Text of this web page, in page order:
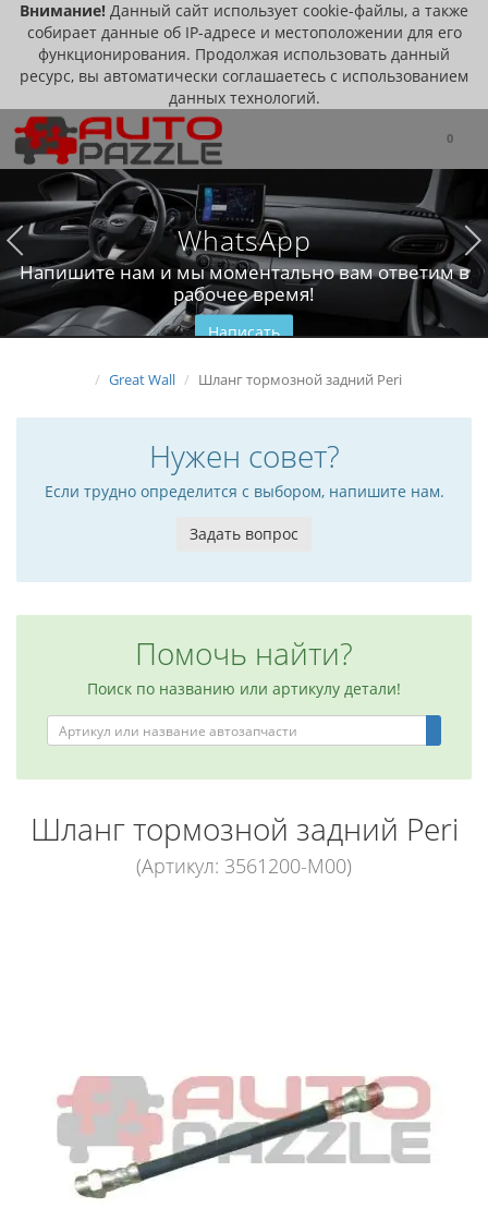
Внимание! Данный сайт использует cookie-файлы, а также
собирает данные об IP-адресе и местоположении для его
функционирования. Продолжая использовать данный
ресурс, вы автоматически соглашаетесь с использованием
данных технологий.
0
WhatsApp
Напишите нам и мы моментально вам ответим в
рабочее время!
Написать
Great Wall Шланг тормозной задний Peri
Нужен совет?
Если трудно определится с выбором, напишите нам.
Задать вопрос
Помочь найти?
Поиск по названию или артикулу детали!
Шланг тормозной задний Peri
(Артикул: 3561200-M00)